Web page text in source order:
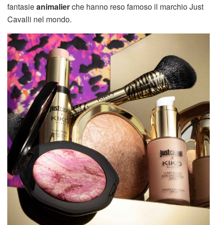
fantasieanimalierche hanno reso famoso il marchio Just
Cavalli nel mondo.